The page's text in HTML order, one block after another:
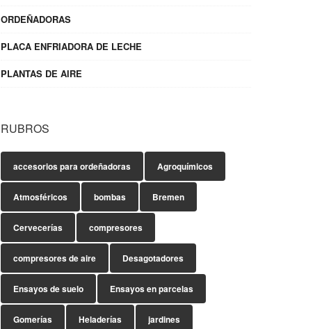
ORDEÑADORAS
PLACA ENFRIADORA DE LECHE
PLANTAS DE AIRE
RUBROS
accesorios para ordeñadoras Agroquímicos
Atmosféricos bombas Bremen
Cervecerías compresores
compresores de aire Desagotadores
Ensayos de suelo Ensayos en parcelas
Gomerías Heladerías jardines